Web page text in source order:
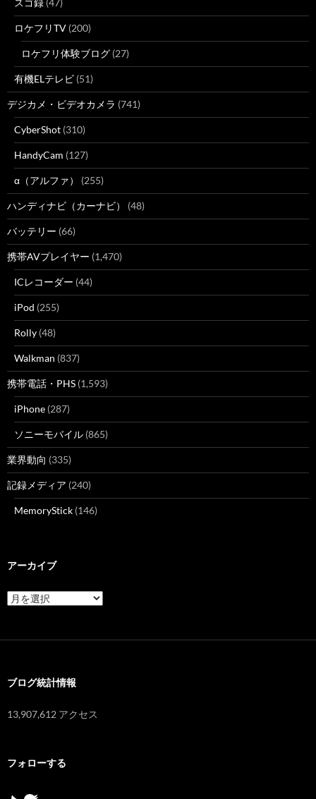
スゴ録 (47)
ロケフリTV (200)
ロケフリ体験ブログ (27)
有機ELテレビ (51)
デジカメ・ビデオカメラ (741)
CyberShot (310)
HandyCam (127)
α（アルファ） (255)
ハンディナビ（カーナビ） (48)
バッテリー (66)
携帯AVプレイヤー (1,470)
ICレコーダー (44)
iPod (255)
Rolly (48)
Walkman (837)
携帯電話・PHS (1,593)
iPhone (287)
ソニーモバイル (865)
業界動向 (335)
記録メディア (240)
MemoryStick (146)
アーカイブ
ア
ー
ブログ統計情報
13,907,612 アクセス
フォローする
Twitter